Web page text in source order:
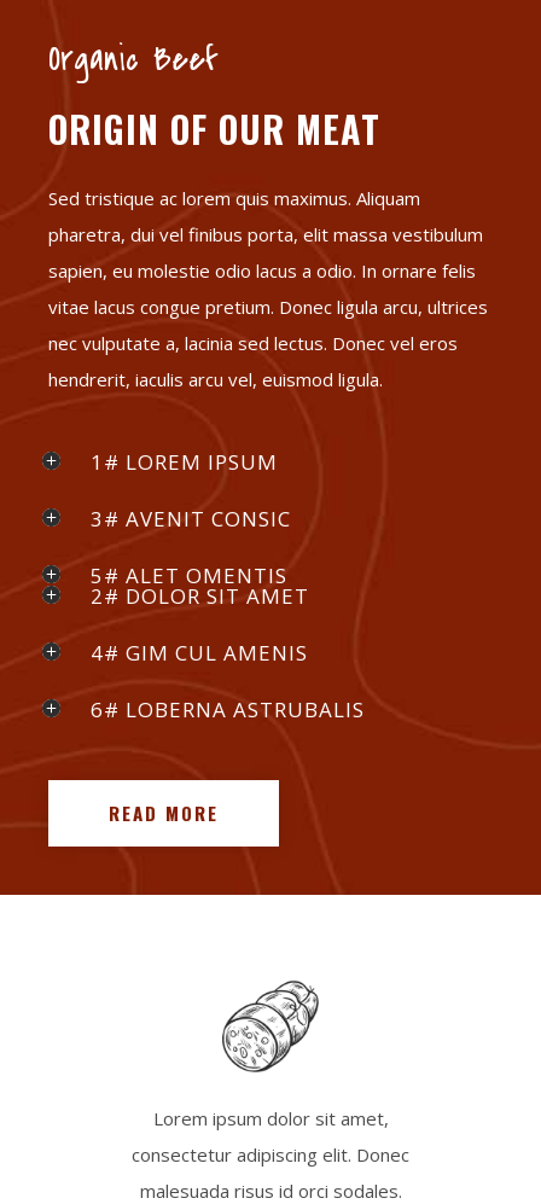
Organic Beef
ORIGIN OF OUR MEAT
Sed tristique ac lorem quis maximus. Aliquam
pharetra, dui vel finibus porta, elit massa vestibulum
sapien, eu molestie odio lacus a odio. In ornare felis
vitae lacus congue pretium. Donec ligula arcu, ultrices
nec vulputate a, lacinia sed lectus. Donec vel eros
hendrerit, iaculis arcu vel, euismod ligula.
1# LOREM IPSUM
3# AVENIT CONSIC
5# ALET OMENTIS
2# DOLOR SIT AMET
4# GIM CUL AMENIS
6# LOBERNA ASTRUBALIS
READ MORE
Lorem ipsum dolor sit amet,
consectetur adipiscing elit. Donec
malesuada risus id orci sodales.